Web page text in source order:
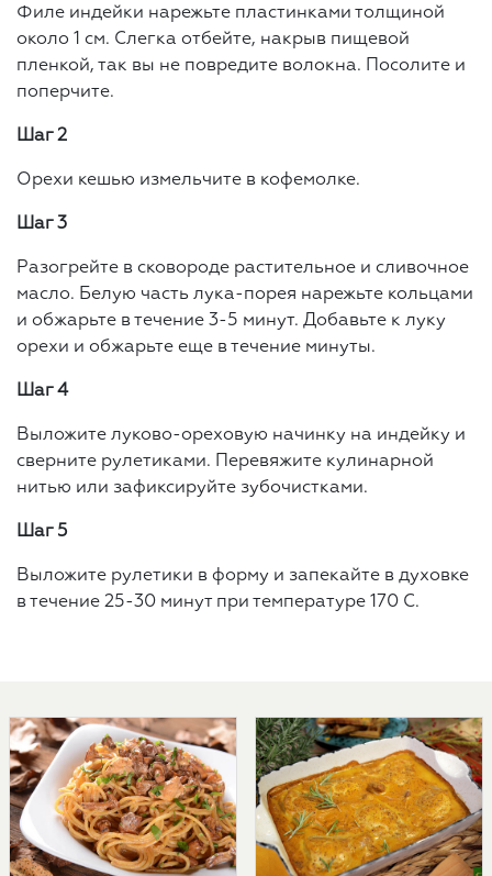
Филе индейки нарежьте пластинками толщиной
около 1 см. Слегка отбейте, накрыв пищевой
пленкой, так вы не повредите волокна. Посолите и
поперчите.
Шаг 2
Орехи кешью измельчите в кофемолке.
Шаг 3
Разогрейте в сковороде растительное и сливочное
масло. Белую часть лука-порея нарежьте кольцами
и обжарьте в течение 3-5 минут. Добавьте к луку
орехи и обжарьте еще в течение минуты.
Шаг 4
Выложите луково-ореховую начинку на индейку и
сверните рулетиками. Перевяжите кулинарной
нитью или зафиксируйте зубочистками.
Шаг 5
Выложите рулетики в форму и запекайте в духовке
в течение 25-30 минут при температуре 170 С.